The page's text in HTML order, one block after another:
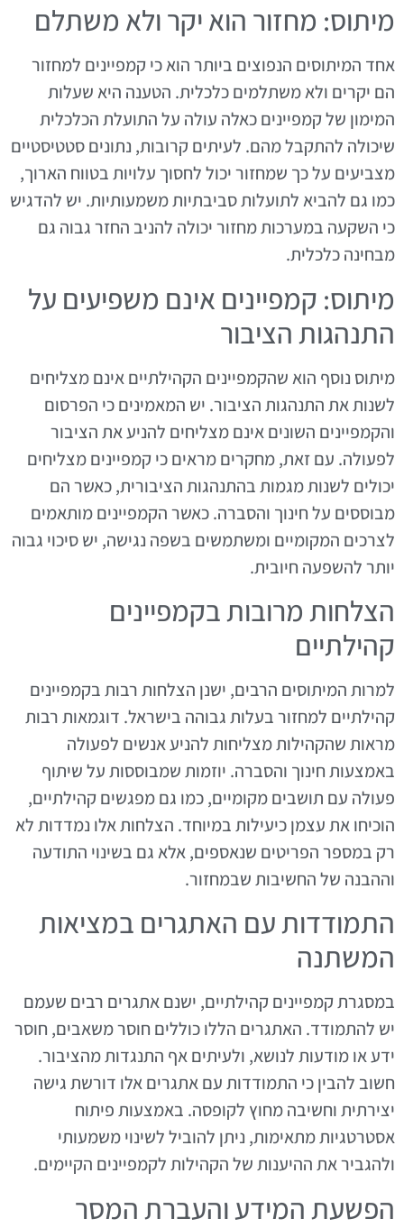
מיתוס: מחזור הוא יקר ולא משתלם
אחד המיתוסים הנפוצים ביותר הוא כי קמפיינים למחזור
הם יקרים ולא משתלמים כלכלית. הטענה היא שעלות
המימון של קמפיינים כאלה עולה על התועלת הכלכלית
שיכולה להתקבל מהם. לעיתים קרובות, נתונים סטטיסטיים
מצביעים על כך שמחזור יכול לחסוך עלויות בטווח הארוך,
כמו גם להביא לתועלות סביבתיות משמעותיות. יש להדגיש
כי השקעה במערכות מחזור יכולה להניב החזר גבוה גם
מבחינה כלכלית.
מיתוס: קמפיינים אינם משפיעים על
התנהגות הציבור
מיתוס נוסף הוא שהקמפיינים הקהילתיים אינם מצליחים
לשנות את התנהגות הציבור. יש המאמינים כי הפרסום
והקמפיינים השונים אינם מצליחים להניע את הציבור
לפעולה. עם זאת, מחקרים מראים כי קמפיינים מצליחים
יכולים לשנות מגמות בהתנהגות הציבורית, כאשר הם
מבוססים על חינוך והסברה. כאשר הקמפיינים מותאמים
לצרכים המקומיים ומשתמשים בשפה נגישה, יש סיכוי גבוה
יותר להשפעה חיובית.
הצלחות מרובות בקמפיינים
קהילתיים
למרות המיתוסים הרבים, ישנן הצלחות רבות בקמפיינים
קהילתיים למחזור בעלות גבוהה בישראל. דוגמאות רבות
מראות שהקהילות מצליחות להניע אנשים לפעולה
באמצעות חינוך והסברה. יוזמות שמבוססות על שיתוף
פעולה עם תושבים מקומיים, כמו גם מפגשים קהילתיים,
הוכיחו את עצמן כיעילות במיוחד. הצלחות אלו נמדדות לא
רק במספר הפריטים שנאספים, אלא גם בשינוי התודעה
וההבנה של החשיבות שבמחזור.
התמודדות עם האתגרים במציאות
המשתנה
במסגרת קמפיינים קהילתיים, ישנם אתגרים רבים שעמם
יש להתמודד. האתגרים הללו כוללים חוסר משאבים, חוסר
ידע או מודעות לנושא, ולעיתים אף התנגדות מהציבור.
חשוב להבין כי התמודדות עם אתגרים אלו דורשת גישה
יצירתית וחשיבה מחוץ לקופסה. באמצעות פיתוח
אסטרטגיות מתאימות, ניתן להוביל לשינוי משמעותי
ולהגביר את ההיענות של הקהילות לקמפיינים הקיימים.
הפשעת המידע והעברת המסר